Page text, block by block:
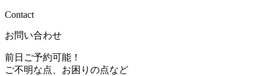
Contact
お問い合わせ
前日ご予約可能！
ご不明な点、お困りの点など